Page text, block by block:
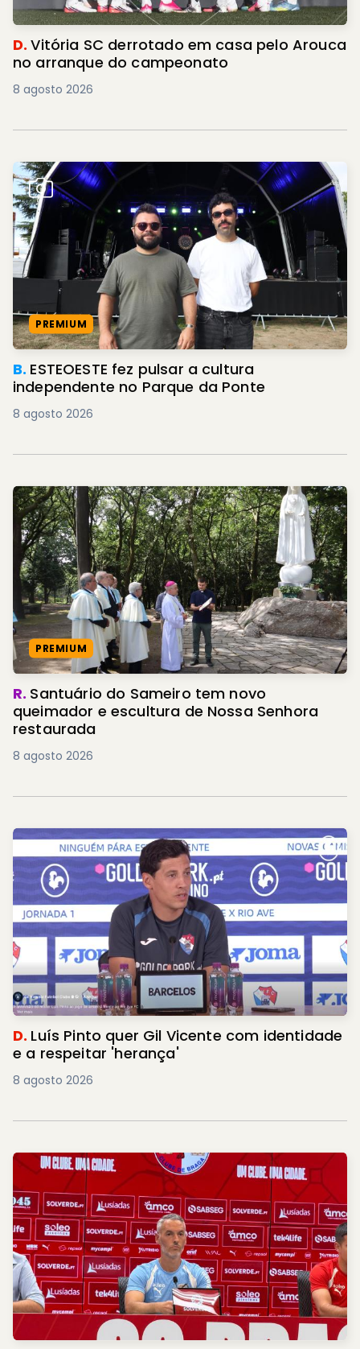
D.Vitória SC derrotado em casa pelo Arouca
no arranque do campeonato
8 agosto 2026
PREMIUM
B. ESTEOESTE fez pulsar a cultura
independente no Parque da Ponte
8 agosto 2026
PREMIUM
R. Santuário do Sameiro tem novo
queimador e escultura de Nossa Senhora
restaurada
8 agosto 2026
D. Luís Pinto quer Gil Vicente com identidade
e a respeitar 'herança'
8 agosto 2026